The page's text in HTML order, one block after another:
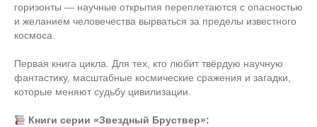
горизонты — научные открытия переплетаются с опасностью
и желанием человечества вырваться за пределы известного
космоса.
Первая книга цикла. Для тех, кто любит твёрдую научную
фантастику, масштабные космические сражения и загадки,
которые меняют судьбу цивилизации.
Книги серии «Звездный Бруствер»: